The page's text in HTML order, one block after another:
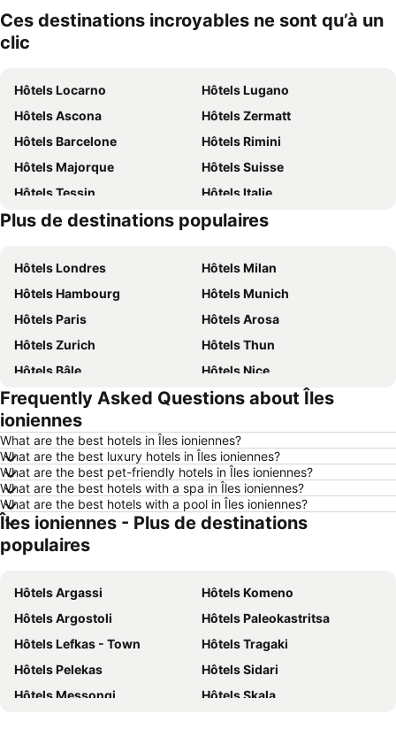
Ces destinations incroyables ne sont qu’à un
clic
Hôtels Locarno
Hôtels Lugano
Hôtels Ascona
Hôtels Zermatt
Hôtels Barcelone
Hôtels Rimini
Hôtels Majorque
Hôtels Suisse
Hôtels Tessin
Hôtels Italie
Hôtels Davos
Hôtels Lac de Garde
Plus de destinations populaires
Hôtels Londres
Hôtels Milan
Hôtels Hambourg
Hôtels Munich
Hôtels Paris
Hôtels Arosa
Hôtels Zurich
Hôtels Thun
Hôtels Bâle
Hôtels Nice
Hôtels Lucerne
Hôtels Copenhague
Hôtels Rome
Hôtels Palma
Hôtels Pontresina
Hôtels Annecy
Hôtels Berne
Hôtels Amsterdam
Hôtels Sardaigne
Hôtels Crète
Hôtels Forêt-Noire
Hôtels Ibiza
Hôtels Grèce
Hôtels Tyrol
Hôtels Algarve
Hôtels Lake Constance
Hôtels Valais
Hôtels Vorarlberg
Hôtels Île de Rhodes
Hôtels Maldives
Frequently Asked Questions about Îles
ioniennes
What are the best hotels in Îles ioniennes?
What are the best luxury hotels in Îles ioniennes?
What are the best pet-friendly hotels in Îles ioniennes?
What are the best hotels with a spa in Îles ioniennes?
What are the best hotels with a pool in Îles ioniennes?
Îles ioniennes - Plus de destinations
populaires
Hôtels Argassi
Hôtels Komeno
Hôtels Argostoli
Hôtels Paleokastritsa
Hôtels Lefkas - Town
Hôtels Tragaki
Hôtels Pelekas
Hôtels Sidari
Hôtels Messongi
Hôtels Skala